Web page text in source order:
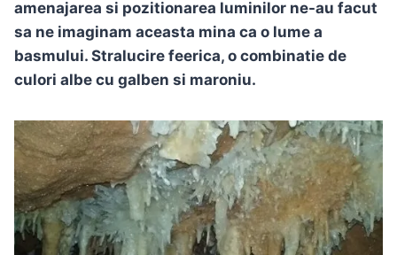
amenajarea si pozitionarea luminilor ne-au facut
sa ne imaginam aceasta mina ca o lume a
basmului. Stralucire feerica, o combinatie de
culori albe cu galben si maroniu.